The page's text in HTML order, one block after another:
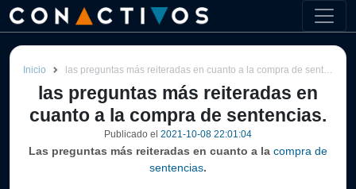
Inicio las preguntas más reiteradas en cuanto a la compra de sentencias.
las preguntas más reiteradas en
cuanto a la compra de sentencias.
Publicado el 2021-10-08 22:01:04
Las preguntas más reiteradas en cuanto a la compra de
sentencias.